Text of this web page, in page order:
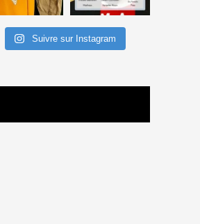
Suivre sur Instagram